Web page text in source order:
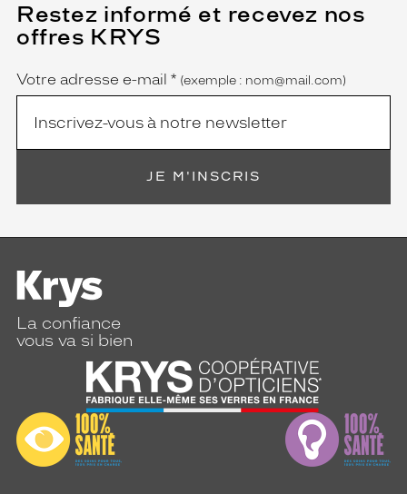
Restez informé et recevez nos
offres KRYS
Name
Votre adresse e-mail *
(Ce
champ
est
obligatoire)
(exemple : nom@mail.com)
JE M'INSCRIS
La confiance
vous va si bien